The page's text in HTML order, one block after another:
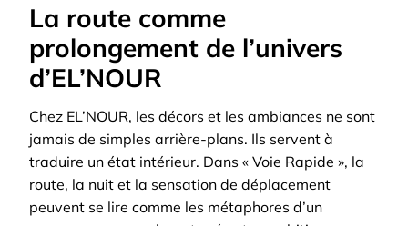
La route comme
prolongement de l’univers
d’EL’NOUR
Chez EL’NOUR, les décors et les ambiances ne sont
jamais de simples arrière-plans. Ils servent à
traduire un état intérieur. Dans « Voie Rapide », la
route, la nuit et la sensation de déplacement
peuvent se lire comme les métaphores d’un